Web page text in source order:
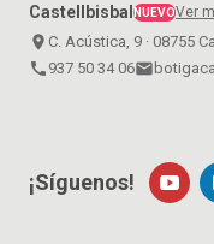
CastellbisbalNUEVOVer
place C. Acústica, 9 · 08755
call 937 50 34 06email
¡Síguenos!